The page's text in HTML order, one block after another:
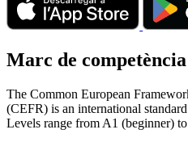
Marc de competència
The Common European
(CEFR) is an international
Levels range from A1 (beginner)